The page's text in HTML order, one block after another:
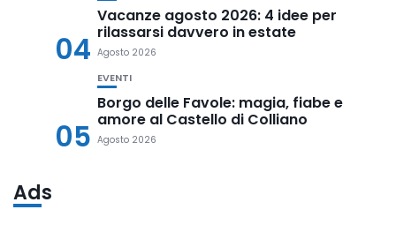
04
Vacanze agosto 2026: 4 idee per
rilassarsi davvero in estate
Agosto 2026
05
EVENTI
Borgo delle Favole: magia, fiabe e
amore al Castello di Colliano
Agosto 2026
Ads